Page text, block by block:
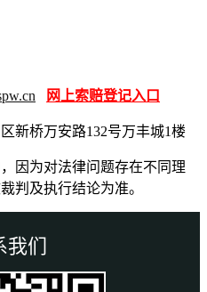
网上索赔登记入口
新桥万安路132号万丰城1楼
因为对法律问题存在不同理
判及执行结论为准。
我们